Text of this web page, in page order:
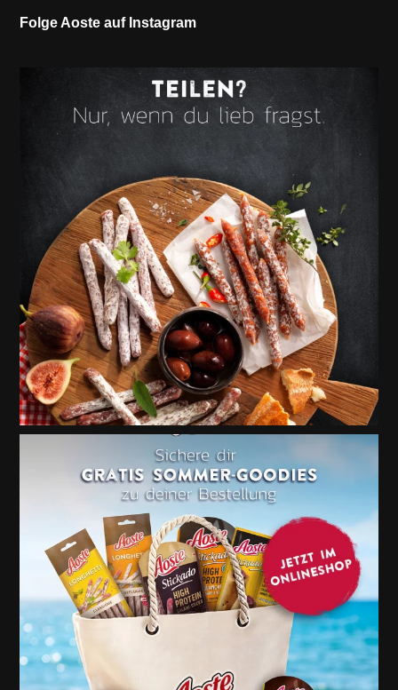
Folge Aoste auf Instagram